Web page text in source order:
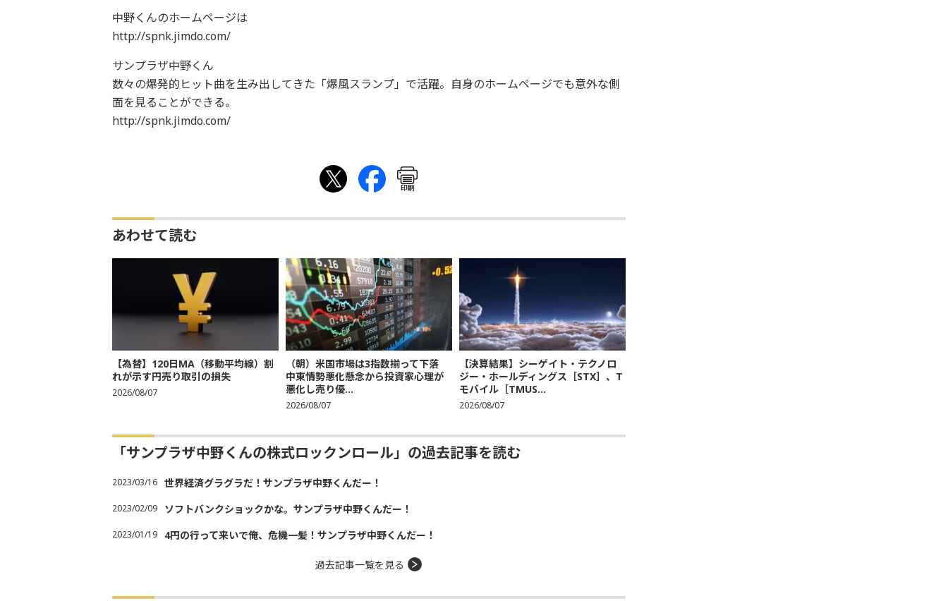
中野くんのホームページは
http://spnk.jimdo.com/
サンプラザ中野くん
数々の爆発的ヒット曲を生み出してきた「爆風スランプ」で活躍。自身のホームページでも意外な側
面を見ることができる。
http://spnk.jimdo.com/
印刷
あわせて読む
【為替】120日MA（移動平均線）割
れが示す円売り取引の損失
2026/08/07
（朝）米国市場は3指数揃って下落
中東情勢悪化懸念から投資家心理が
悪化し売り優...
2026/08/07
【決算結果】シーゲイト・テクノロ
ジー・ホールディングス［STX］、T
モバイル［TMUS...
2026/08/07
「サンプラザ中野くんの株式ロックンロール」の過去記事を読む
2023/03/16 世界経済グラグラだ！サンプラザ中野くんだー！
2023/02/09 ソフトバンクショックかな。サンプラザ中野くんだー！
2023/01/19 4円の行って来いで俺、危機一髪！サンプラザ中野くんだー！
過去記事一覧を見る